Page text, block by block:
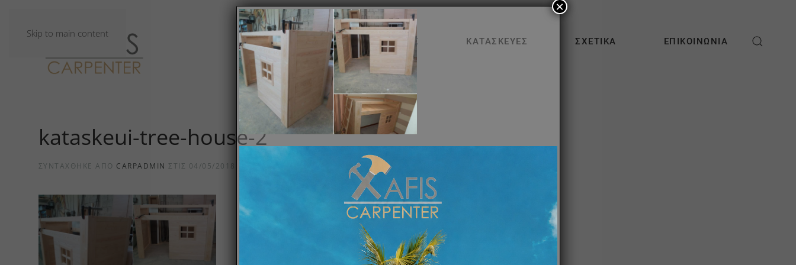
Skip to main content
ΑΡΧΙΚΉ ΥΠΗΡΕΣΊΕΣ ΚΑΤΑΣΚΕΥΈΣ ΣΧΕΤΙΚΆ ΕΠΙΚΟΙΝΩΝΊΑ
kataskeui-tree-house-2
ΣΥΝΤΆΧΘΗΚΕ ΑΠΌ CARPADMIN ΣΤΙΣ 04/05/2018
×